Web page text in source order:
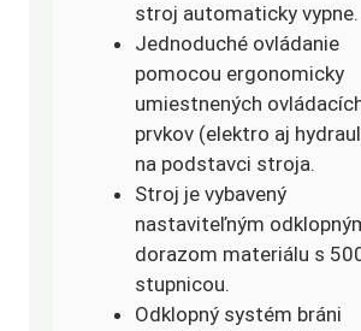
stroj automaticky vypne.
Jednoduché ovládanie
pomocou ergonomicky
umiestnených
prvkov (elektro aj
na podstavci stroja.
Stroj je vybavený
nastaviteľným
dorazom materiálu s
stupnicou.
Odklopný systém bráni